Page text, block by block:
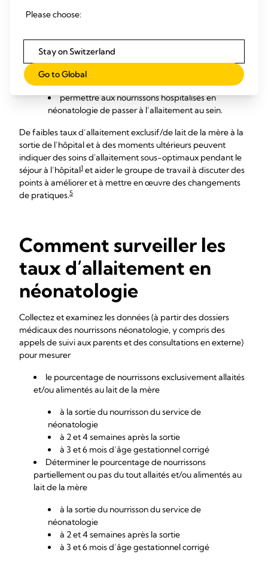
vérifier les interventions de l’hôpital pour aider les
mères en néonatologie à :
initier, amplifier et maintenir efficacement la
production de lait
permettre aux nourrissons hospitalisés en
néonatologie de passer à l’allaitement au sein.
De faibles taux d’allaitement exclusif/de lait de la mère à la
sortie de l’hôpital et à des moments ultérieurs peuvent
indiquer des soins d'allaitement sous-optimaux pendant le
séjour à l’hôpital1 et aider le groupe de travail à discuter des
points à améliorer et à mettre en œuvre des changements
de pratiques.5
Comment surveiller les
taux d’allaitement en
néonatologie
Collectez et examinez les données (à partir des dossiers
médicaux des nourrissons néonatologie, y compris des
appels de suivi aux parents et des consultations en externe)
pour mesurer
le pourcentage de nourrissons exclusivement allaités
et/ou alimentés au lait de la mère
à la sortie du nourrisson du service de
néonatologie
à 2 et 4 semaines après la sortie
à 3 et 6 mois d’âge gestationnel corrigé
Déterminer le pourcentage de nourrissons
partiellement ou pas du tout allaités et/ou alimentés au
lait de la mère
à la sortie du nourrisson du service de
néonatologie
à 2 et 4 semaines après la sortie
à 3 et 6 mois d’âge gestationnel corrigé
Please choose:
Stay on Switzerland
Go to Global